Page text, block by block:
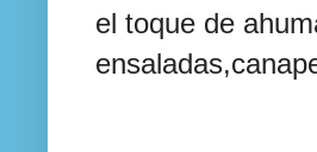
el toque de